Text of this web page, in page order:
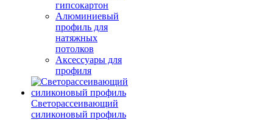
гипсокартон
Алюминиевый
профиль для
натяжных
потолков
Аксессуары для
профиля
Светорассеивающий
силиконовый профиль